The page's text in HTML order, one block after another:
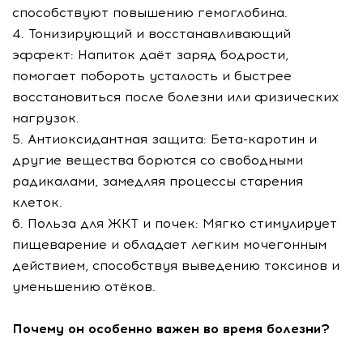
способствуют повышению гемоглобина.
4. Тонизирующий и восстанавливающий
эффект: Напиток даёт заряд бодрости,
помогает побороть усталость и быстрее
восстановиться после болезни или физических
нагрузок.
5. Антиоксидантная защита: Бета-каротин и
другие вещества борются со свободными
радикалами, замедляя процессы старения
клеток.
6. Польза для ЖКТ и почек: Мягко стимулирует
пищеварение и обладает легким мочегонным
действием, способствуя выведению токсинов и
уменьшению отёков.
Почему он особенно важен во время болезни?